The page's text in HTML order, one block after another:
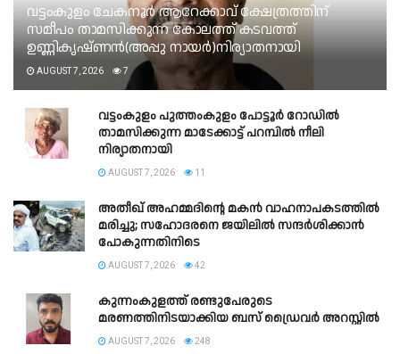
വട്ടംകുളം ചേകനൂർ ആറേക്കാവ് ക്ഷേത്രത്തിന്
സമീപം താമസിക്കുന്ന കോലത്ത് കടവത്ത്
ഉണ്ണികൃഷ്ണൻ(അപ്പു നായർ)നിര്യാതനായി
AUGUST 7, 2026 7
വട്ടംകുളം പുത്തംകുളം പോട്ടൂർ റോഡിൽ
താമസിക്കുന്ന മാടേക്കാട്ട് പറമ്പിൽ നീലി
നിര്യാതനായി
AUGUST 7, 2026 11
അതീഖ് അഹമ്മദിന്റെ മകൻ വാഹനാപകടത്തിൽ
മരിച്ചു; സഹോദരനെ ജയിലിൽ സന്ദർശിക്കാൻ
പോകുന്നതിനിടെ
AUGUST 7, 2026 42
കുന്നംകുളത്ത് രണ്ടുപേരുടെ
മരണത്തിനിടയാക്കിയ ബസ് ഡ്രൈവർ അറസ്റ്റിൽ
AUGUST 7, 2026 248